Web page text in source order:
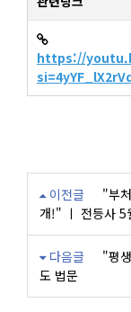
https://
이전글
"부
개!" ㅣ 전등사 5
다음글
"평
도 법문